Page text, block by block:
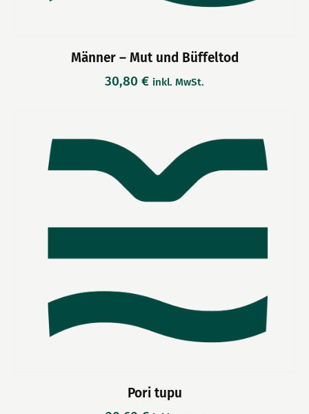
Männer – Mut und Büffeltod
30,80 € inkl. MwSt.
Pori tupu